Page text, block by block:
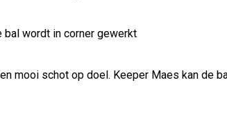
bal wordt in corner gewerkt
mooi schot op doel. Keeper Maes kan de